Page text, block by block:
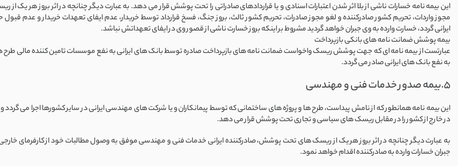
این بیمه نامه خسارات ناشی از بلا اثر شدن اعتبارات اسنادی و یا قراردادهای صادراتی را تحت پوشش قرار می دهد. به عبارت دیگر چنانچه در اثر بروز هر
مجوز واردات، تحریم کشور صادرکننده و لغو مجوز صادرات، تحریم کشور ثالث، بروز جنگ، فسخ قرارداد توسط خریدار، عدم ایفای تعهدات خریدار و عدم
ایرانی گردد، خسارت وارده به وی جبران خواهد گردید مشروط بر اینکه بروز خسارت ناشی از قصور وی در ایفای تعهداتش نباشد.
بیمه پوشش ضمانت نامه های بانکی بازپرداخت
عبارتست از بیمه نامه ای که جهت پوشش ریسک واخواست ضمانت نامه های بازپرداخت صادره توسط بانک های ایرانی به نفع موسسات تامین کننده مالی
به نفع بانک های ایرانی صادر می گردد.
5.بیمه صدور خدمات فنی و مهندسی
این بیمه نامه همانطور که از نامش پیداست، طرح ها و پروژه های ساختمانی که توسط پیمانکاران و یا شرکت های مهندسی ایرانی در سایر کشورها اجرا می
در خارج از کشور را در مقابل ریسک های سیاسی و تجاری تحت پوشش قرار می دهد.
به عبارت دیگر چنانچه در اثر بروز هر یک از ریسک های تحت پوشش، صادرکننده ایرانی خدمات فنی و مهندسی موفق به وصول مطالبات خود از کارفرمای
جبران خسارات وارده به صادرکننده اقدام خواهد نمود.